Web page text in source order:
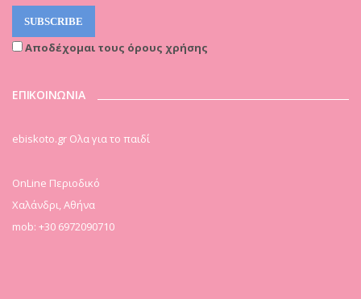
Αποδέχομαι τους όρους χρήσης
ΕΠΙΚΟΙΝΩΝΙΑ
ebiskoto.gr Ολα για το παιδί
OnLine Περιοδικό
Χαλάνδρι, Αθήνα
mob: +30 6972090710